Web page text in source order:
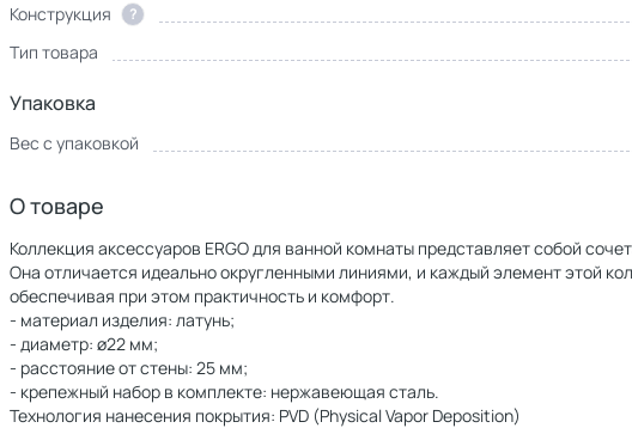
Конструкция
?
Тип товара
Упаковка
Вес с упаковкой
О товаре
Коллекция аксессуаров ERGO для ванной комнаты представляет собой
Она отличается идеально округленными линиями, и каждый элемент этой
обеспечивая при этом практичность и комфорт.
- материал изделия: латунь;
- диаметр: ø22 мм;
- расстояние от стены: 25 мм;
- крепежный набор в комплекте: нержавеющая сталь.
Технология нанесения покрытия: PVD (Physical Vapor Deposition)